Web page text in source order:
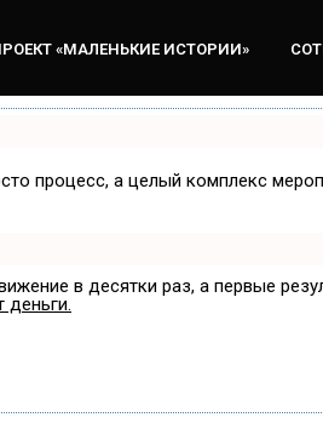
«МАЛЕНЬКИЕ ИСТОРИИ»
процесс, а целый комплекс
в десятки раз, а первые
деньги.